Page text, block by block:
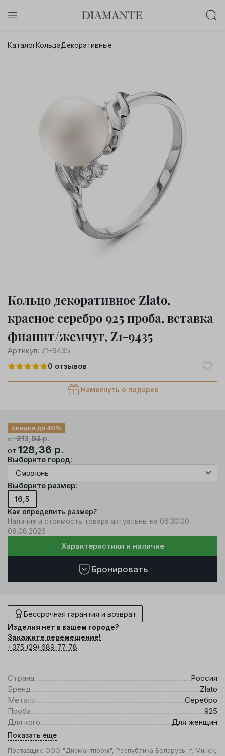
Осталось:
КаталогКольцаДекоративные
Кольцо декоративное Zlato,
красное серебро 925 проба, вставка
фианит/жемчуг, Z1-9435
Артикул: Z1-9435
0 отзывов
Намекнуть о подарке
от213,93р.
скидки до 40%
от 128,36 р.
Выберите город:
Выберите размер:
16,5
Как определить размер?
Наличие и стоимость товара актуальны на 06:30:00
08.08.2026
Характеристики и наличие
Бронировать
Бессрочная гарантия и возврат
Изделия нет в вашем городе?
Закажите перемещение!
+375 (29) 689-77-78
Страна
Россия
Бренд
Zlato
Металл
Серебро
Проба
925
Для кого
Для женщин
Показать еще
Поставщик: ООО "Диамантпром", Республика Беларусь, г. Минск,